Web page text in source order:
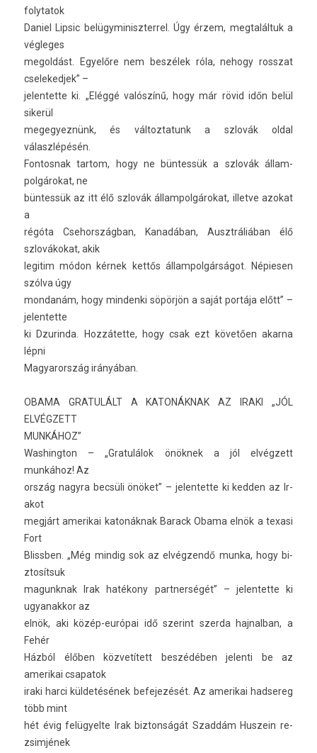
folytatok
Daniel Li­psic be­lügyminiszter­rel. Úgy érzem, meg­talál­tuk a
vég­leges
megol­dást. Egyelőre nem beszélek róla, nehogy rosszat
cseleked­jek” –
jelen­tette ki. „Eléggé valószínű, hogy már rövid időn belül
sikerül
megegyez­nünk, és vál­toztatunk a szlovák oldal
válaszlépésén.
Fon­tosnak tar­tom, hogy ne büntessük a szlovák állam­
polgárokat, ne
büntessük az itt élő szlovák állam­polgárokat, il­let­ve azokat
a
régóta Csehország­ban, Kanadában, Ausztráliában élő
szlovákokat, akik
legitim módon kérnek kettős állam­polgár­ságot. Népies­en
szólva úgy
mon­danám, hogy min­denki söpörjön a saját portája előtt” –
jelen­tette
ki Dzurin­da. Hozzátette, hogy csak ezt követően akar­na
lépni
Magyarország irányában.
OBAMA GRATULÁLT A KATONÁKNAK AZ IRAKI „JÓL
ELVÉGZETT
MUNKÁHOZ”
Was­hington – „Gratulálok önöknek a jól elvégzett
munkához! Az
ország nagyra becsüli önöket” – jelen­tette ki kedd­en az Ir­
akot
megjárt amerikai katonáknak Barack Obama elnök a texasi
Fort
Blissb­en. „Még min­dig sok az elvégzendő munka, hogy bi­
ztosít­suk
magunknak Irak hatékony partner­ségét” – jelen­tette ki
ugyanak­kor az
elnök, aki közép-európai idő szerint szer­da haj­nalban, a
Fehér
Házból élőben közvetített beszédében jelen­ti be az
amerikai csapatok
iraki harci küldetésének be­fejezését. Az amerikai had­sereg
több mint
hét évig felügyel­te Irak bi­zton­ságát Szaddám Hus­zein re­
zsim­jének